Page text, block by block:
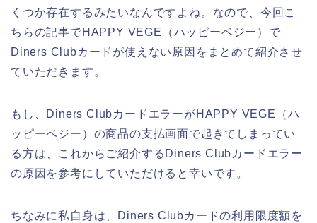
くつか存在するみたいなんですよね。なので、今回こ
ちらの記事でHAPPY VEGE（ハッピーベジー）で
Diners Clubカードが使えない原因をまとめて紹介させ
ていただきます。
もし、Diners ClubカードエラーがHAPPY VEGE（ハ
ッピーベジー）の商品の支払画面で起きてしまってい
る方は、これからご紹介するDiners Clubカードエラー
の原因を参考にしていただけると幸いです。
ちなみに私自身は、Diners Clubカードの利用限度額を